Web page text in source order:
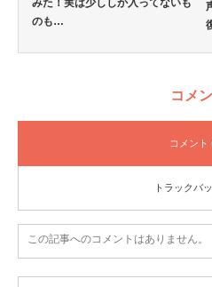
のも…
コメ
コメント
トラックバ
この記事へのコメントはありません。